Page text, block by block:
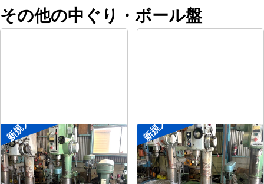
その他の中ぐり・ボール盤
新規入荷
直立ボール盤
メーカー 森精機
形 式YD2-55
新規入荷
直立ボール盤
メーカー 吉良
形 式KRTG-540